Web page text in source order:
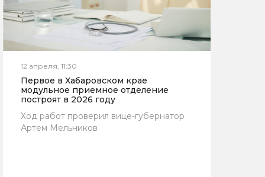
12 апреля, 11:30
Первое в Хабаровском крае
модульное приемное отделение
построят в 2026 году
Ход работ проверил вице-губернатор
Артем Мельников